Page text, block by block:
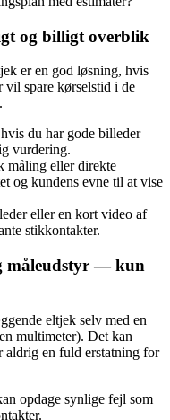
og billigt overblik
er en god løsning, hvis
vil spare kørselstid i de
du har gode billeder
vurdering.
måling eller direkte
og kundens evne til at vise
eller en kort video af
stikkontakter.
måleudstyr — kun
eltjek selv med en
multimeter). Det kan
en fuld erstatning for
opdage synlige fejl som